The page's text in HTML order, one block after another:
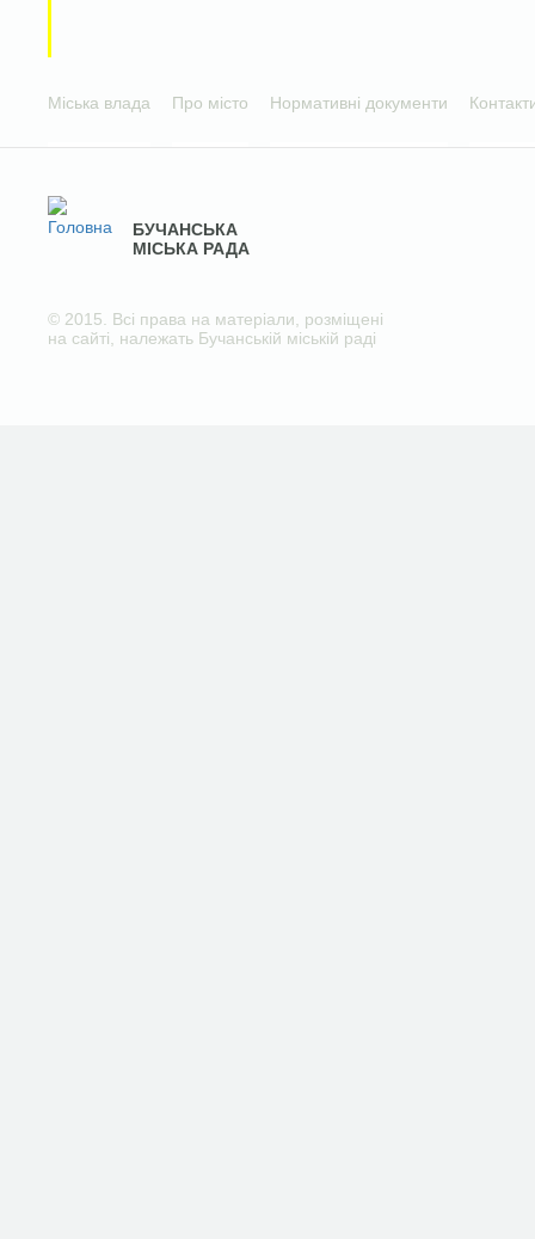
Міська влада Про місто Нормативні документи
БУЧАНСЬКА
МІСЬКА РАДА
© 2015. Всі права на матеріали, розміщені
на сайті, належать Бучанській міській раді